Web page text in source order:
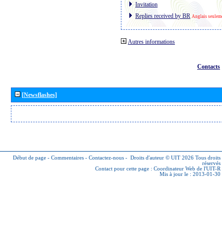
Invitation
Replies received by BR Anglais
Autres informations
Contacts
[Newsflashes]
Début de page - Commentaires - Contactez-nous - Droits d'auteur © UIT 2026 Tous droits
réservés
Contact pour cette page : Coordinateur Web de l'UIT-R
Mis à jour le : 2013-01-30